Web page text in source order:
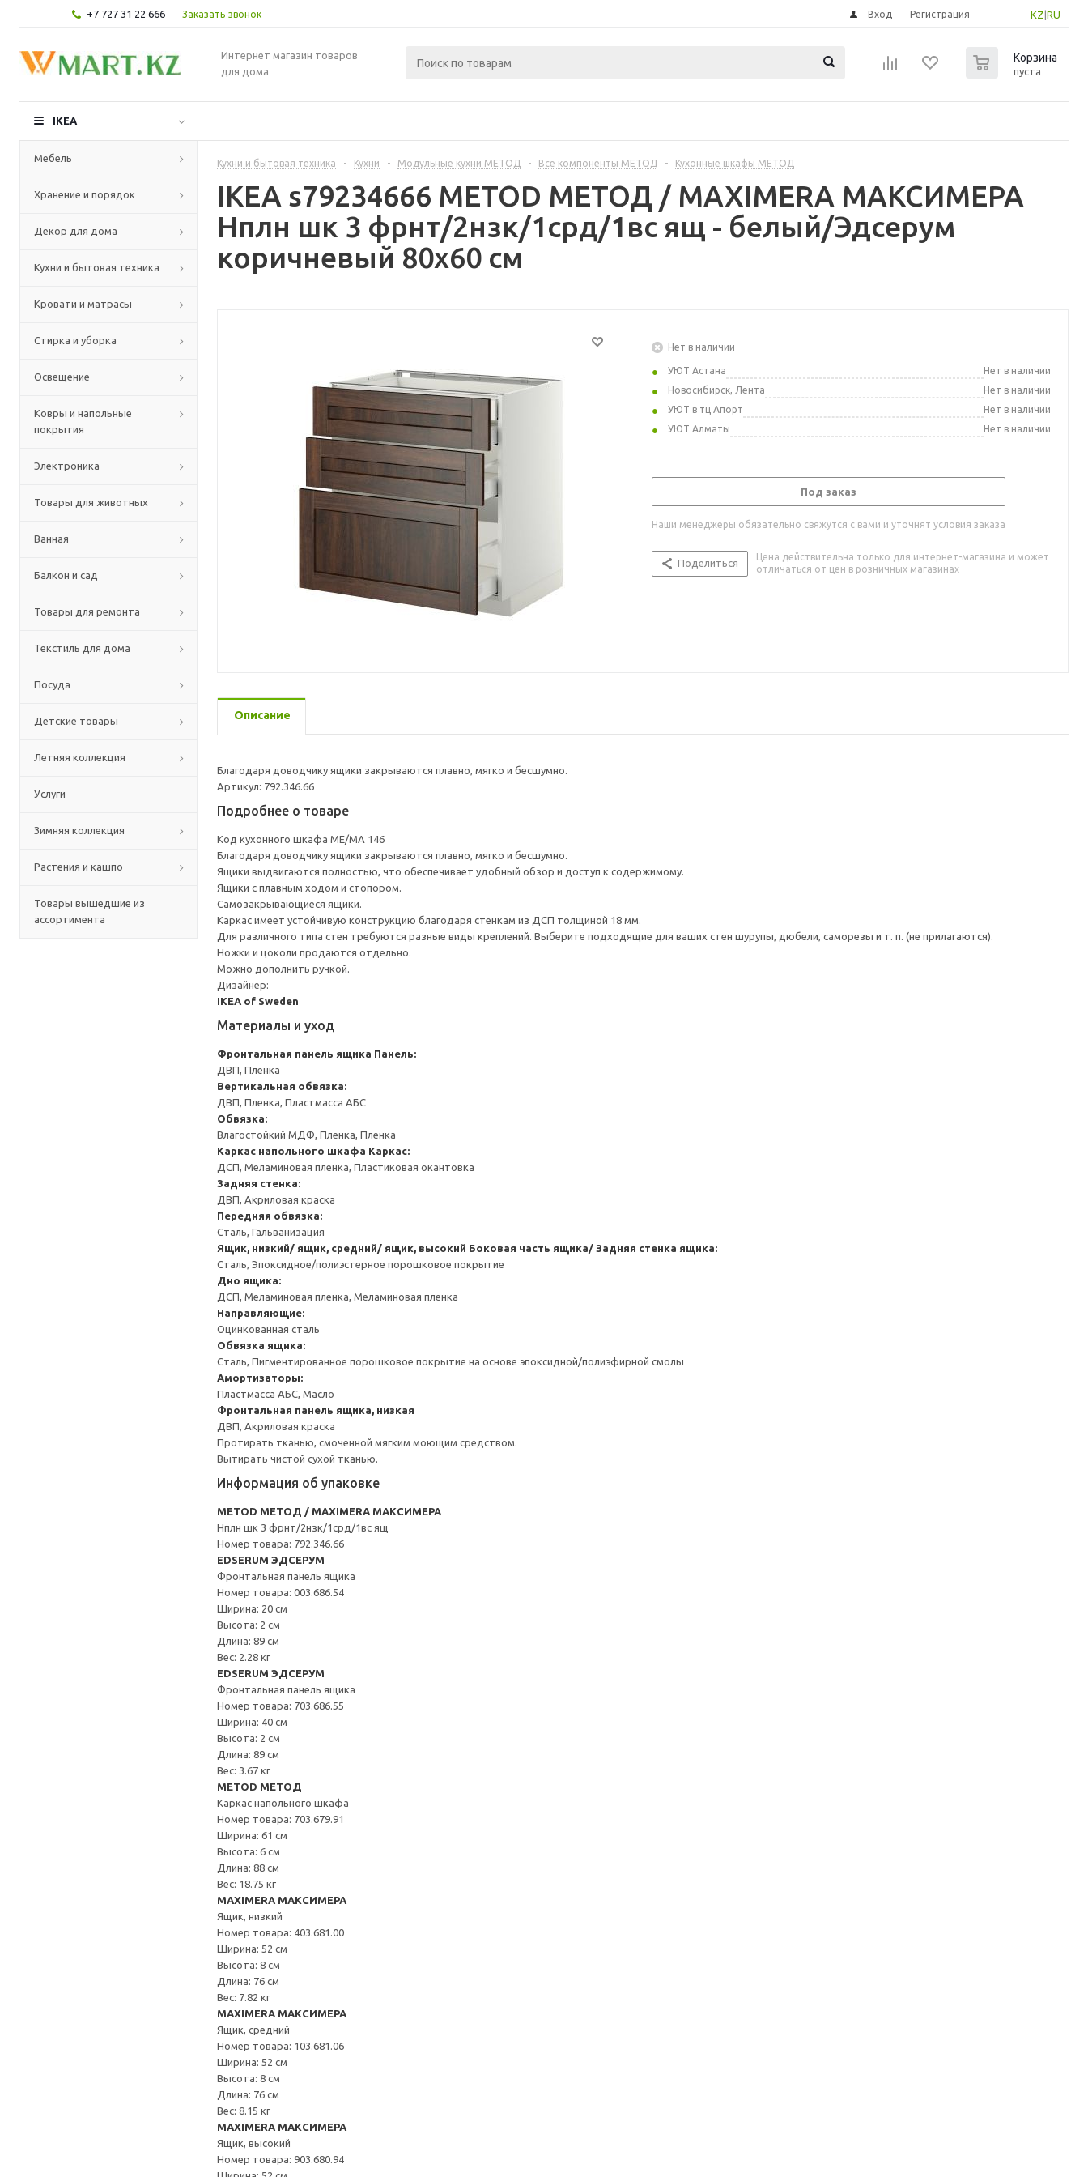
+7 727 31 22 666 Заказать звонок KZ RU
Вход Регистрация
Интернет магазин товаров
для дома
Корзина
пуста
IKEA
Мебель
Хранение и порядок
Декор для дома
Кухни и бытовая техника
Кровати и матрасы
Стирка и уборка
Освещение
Ковры и напольные
покрытия
Электроника
Товары для животных
Ванная
Балкон и сад
Товары для ремонта
Текстиль для дома
Посуда
Детские товары
Летняя коллекция
Услуги
Зимняя коллекция
Растения и кашпо
Товары вышедшие из
ассортимента
Кухни и бытовая техника - Кухни - Модульные кухни МЕТОД - Все компоненты МЕТОД - Кухонные шкафы МЕТОД
IKEA s79234666 METOD МЕТОД / MAXIMERA МАКСИМЕРА
Нплн шк 3 фрнт/2нзк/1срд/1вс ящ - белый/Эдсерум
коричневый 80x60 см
Нет в наличии
УЮТ Астана
Нет в наличии
Новосибирск, Лента
Нет в наличии
УЮТ в тц Апорт
Нет в наличии
УЮТ Алматы
Нет в наличии
Под заказ
Наши менеджеры обязательно свяжутся с вами и уточнят условия заказа
Поделиться
Цена действительна только для интернет-магазина и может
отличаться от цен в розничных магазинах
Описание
Благодаря доводчику ящики закрываются плавно, мягко и бесшумно.
Артикул: 792.346.66
Подробнее о товаре
Код кухонного шкафа ME/MA 146
Благодаря доводчику ящики закрываются плавно, мягко и бесшумно.
Ящики выдвигаются полностью, что обеспечивает удобный обзор и доступ к содержимому.
Ящики с плавным ходом и стопором.
Самозакрывающиеся ящики.
Каркас имеет устойчивую конструкцию благодаря стенкам из ДСП толщиной 18 мм.
Для различного типа стен требуются разные виды креплений. Выберите подходящие для ваших стен шурупы, дюбели, саморезы и т. п. (не прилагаются).
Ножки и цоколи продаются отдельно.
Можно дополнить ручкой.
Дизайнер:
IKEA of Sweden
Материалы и уход
Фронтальная панель ящика Панель:
ДВП, Пленка
Вертикальная обвязка:
ДВП, Пленка, Пластмасса АБС
Обвязка:
Влагостойкий МДФ, Пленка, Пленка
Каркас напольного шкафа Каркас:
ДСП, Меламиновая пленка, Пластиковая окантовка
Задняя стенка:
ДВП, Акриловая краска
Передняя обвязка:
Сталь, Гальванизация
Ящик, низкий/ ящик, средний/ ящик, высокий Боковая часть ящика/ Задняя стенка ящика:
Сталь, Эпоксидное/полиэстерное порошковое покрытие
Дно ящика:
ДСП, Меламиновая пленка, Меламиновая пленка
Направляющие:
Оцинкованная сталь
Обвязка ящика:
Сталь, Пигментированное порошковое покрытие на основе эпоксидной/полиэфирной смолы
Амортизаторы:
Пластмасса АБС, Масло
Фронтальная панель ящика, низкая
ДВП, Акриловая краска
Протирать тканью, смоченной мягким моющим средством.
Вытирать чистой сухой тканью.
Информация об упаковке
METOD МЕТОД / MAXIMERA МАКСИМЕРА
Нплн шк 3 фрнт/2нзк/1срд/1вс ящ
Номер товара: 792.346.66
EDSERUM ЭДСЕРУМ
Фронтальная панель ящика
Номер товара: 003.686.54
Ширина: 20 см
Высота: 2 см
Длина: 89 см
Вес: 2.28 кг
EDSERUM ЭДСЕРУМ
Фронтальная панель ящика
Номер товара: 703.686.55
Ширина: 40 см
Высота: 2 см
Длина: 89 см
Вес: 3.67 кг
METOD МЕТОД
Каркас напольного шкафа
Номер товара: 703.679.91
Ширина: 61 см
Высота: 6 см
Длина: 88 см
Вес: 18.75 кг
MAXIMERA МАКСИМЕРА
Ящик, низкий
Номер товара: 403.681.00
Ширина: 52 см
Высота: 8 см
Длина: 76 см
Вес: 7.82 кг
MAXIMERA МАКСИМЕРА
Ящик, средний
Номер товара: 103.681.06
Ширина: 52 см
Высота: 8 см
Длина: 76 см
Вес: 8.15 кг
MAXIMERA МАКСИМЕРА
Ящик, высокий
Номер товара: 903.680.94